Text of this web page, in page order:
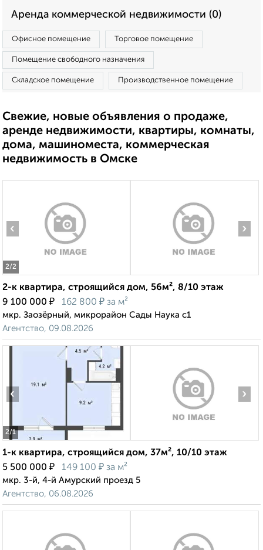
Аренда коммерческой недвижимости (0)
Офисное помещение Торговое помещение
Помещение свободного назначения
Складское помещение Производственное помещение
Свежие, новые объявления о продаже,
аренде недвижимости, квартиры, комнаты,
дома, машиноместа, коммерческая
недвижимость в Омске
2/2
‹ ›
2-к квартира, строящийся дом, 56м², 8/10 этаж
9 100 000 ₽ 162 800 ₽ за м²
мкр. Заозёрный, микрорайон Сады Наука с1
Агентство, 09.08.2026
2/1
‹ ›
1-к квартира, строящийся дом, 37м², 10/10 этаж
5 500 000 ₽ 149 100 ₽ за м²
мкр. 3-й, 4-й Амурский проезд 5
Агентство, 06.08.2026